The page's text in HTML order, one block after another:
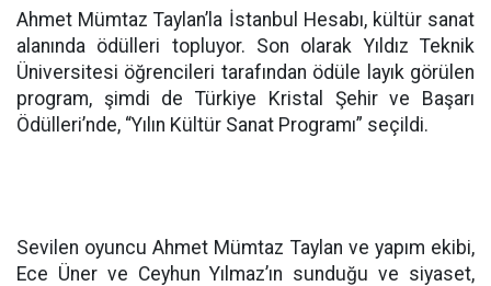
Ahmet Mümtaz Taylan’la İstanbul Hesabı, kültür sanat
alanında ödülleri topluyor. Son olarak Yıldız Teknik
Üniversitesi öğrencileri tarafından ödüle layık görülen
program, şimdi de Türkiye Kristal Şehir ve Başarı
Ödülleri’nde, “Yılın Kültür Sanat Programı” seçildi.
Sevilen oyuncu Ahmet Mümtaz Taylan ve yapım ekibi,
Ece Üner ve Ceyhun Yılmaz’ın sunduğu ve siyaset,